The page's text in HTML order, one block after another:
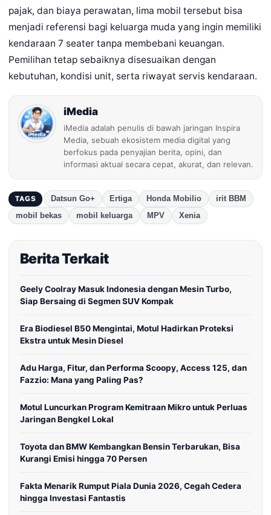
pajak, dan biaya perawatan, lima mobil tersebut bisa
menjadi referensi bagi keluarga muda yang ingin memiliki
kendaraan 7 seater tanpa membebani keuangan.
Pemilihan tetap sebaiknya disesuaikan dengan
kebutuhan, kondisi unit, serta riwayat servis kendaraan.
iMedia
iMedia adalah penulis di bawah jaringan Inspira
Media, sebuah ekosistem media digital yang
berfokus pada penyajian berita, opini, dan
informasi aktual secara cepat, akurat, dan relevan.
TAGS Datsun Go+ Ertiga Honda Mobilio
irit BBM
mobil bekas
mobil keluarga MPV Xenia
Berita Terkait
Geely Coolray Masuk Indonesia dengan Mesin Turbo,
Siap Bersaing di Segmen SUV Kompak
Era Biodiesel B50 Mengintai, Motul Hadirkan Proteksi
Ekstra untuk Mesin Diesel
Adu Harga, Fitur, dan Performa Scoopy, Access 125, dan
Fazzio: Mana yang Paling Pas?
Motul Luncurkan Program Kemitraan Mikro untuk Perluas
Jaringan Bengkel Lokal
Toyota dan BMW Kembangkan Bensin Terbarukan, Bisa
Kurangi Emisi hingga 70 Persen
Fakta Menarik Rumput Piala Dunia 2026, Cegah Cedera
hingga Investasi Fantastis